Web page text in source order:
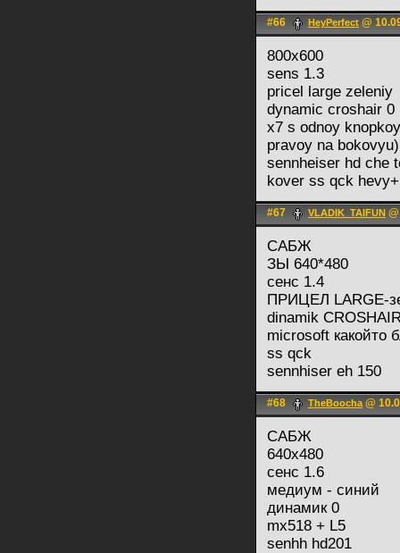
#66 HeyPerfect @
800x600
sens 1.3
pricel large zeleniy
dynamic croshair 0
x7 s odnoy
pravoy na bokovyu)
sennheiser hd che
kover ss qck hevy+
#67 VLADIK_TAIFUN
САБЖ
ЗЫ 640*480
сенс 1.4
ПРИЦЕЛ LARGE-
dinamik
microsoft какойто
ss qck
sennhiser eh 150
#68 TheBoocha@
САБЖ
640х480
сенс 1.6
медиум - синий
динамик 0
mx518 + L5
senhh hd201